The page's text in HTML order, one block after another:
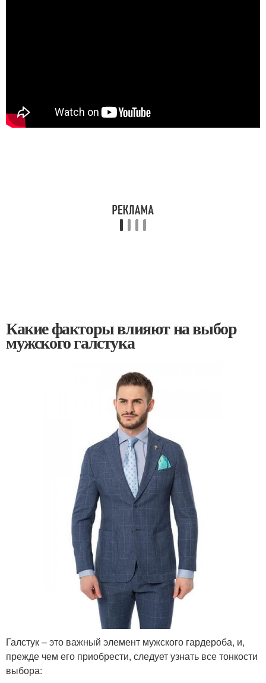
Какие факторы влияют на выбор
мужского галстука
Галстук – это важный элемент мужского гардероба, и,
прежде чем его приобрести, следует узнать все тонкости
выбора: